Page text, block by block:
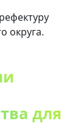
округа.
для